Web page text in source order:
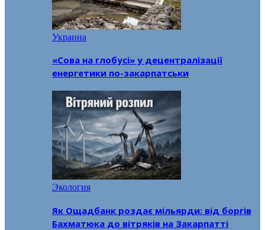
Украина
«Сова на глобусі» у децентралізації
енергетики по-закарпатськи
Экология
Як Ощадбанк роздає мільярди: від боргів
Бахматюка до вітряків на Закарпатті